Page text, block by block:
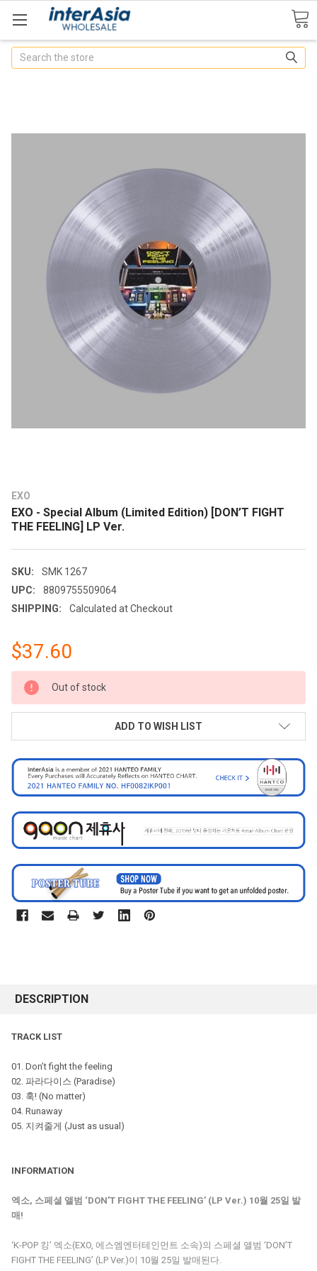
Search
EXO
EXO - Special Album (Limited Edition) [DON’T FIGHT
THE FEELING] LP Ver.
SKU:
SMK 1267
UPC:
8809755509064
SHIPPING:
Calculated at Checkout
$37.60
CURRENT
STOCK:
Out of stock
ADD TO WISH LIST
DESCRIPTION
TRACK LIST
01. Don’t fight the feeling
02. 파라다이스 (Paradise)
03. 훅! (No matter)
04. Runaway
05. 지켜줄게 (Just as usual)
INFORMATION
엑소, 스페셜 앨범 ‘DON’T FIGHT THE FEELING’ (LP Ver.) 10월 25일 발
매!
‘K-POP 킹’ 엑소(EXO, 에스엠엔터테인먼트 소속)의 스페셜 앨범 ‘DON’T
FIGHT THE FEELING’ (LP Ver.)이 10월 25일 발매된다.